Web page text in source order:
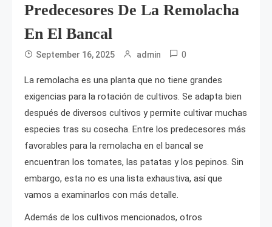
Predecesores De La Remolacha
En El Bancal
September 16, 2025 admin 0
La remolacha es una planta que no tiene grandes
exigencias para la rotación de cultivos. Se adapta bien
después de diversos cultivos y permite cultivar muchas
especies tras su cosecha. Entre los predecesores más
favorables para la remolacha en el bancal se
encuentran los tomates, las patatas y los pepinos. Sin
embargo, esta no es una lista exhaustiva, así que
vamos a examinarlos con más detalle.
Además de los cultivos mencionados, otros